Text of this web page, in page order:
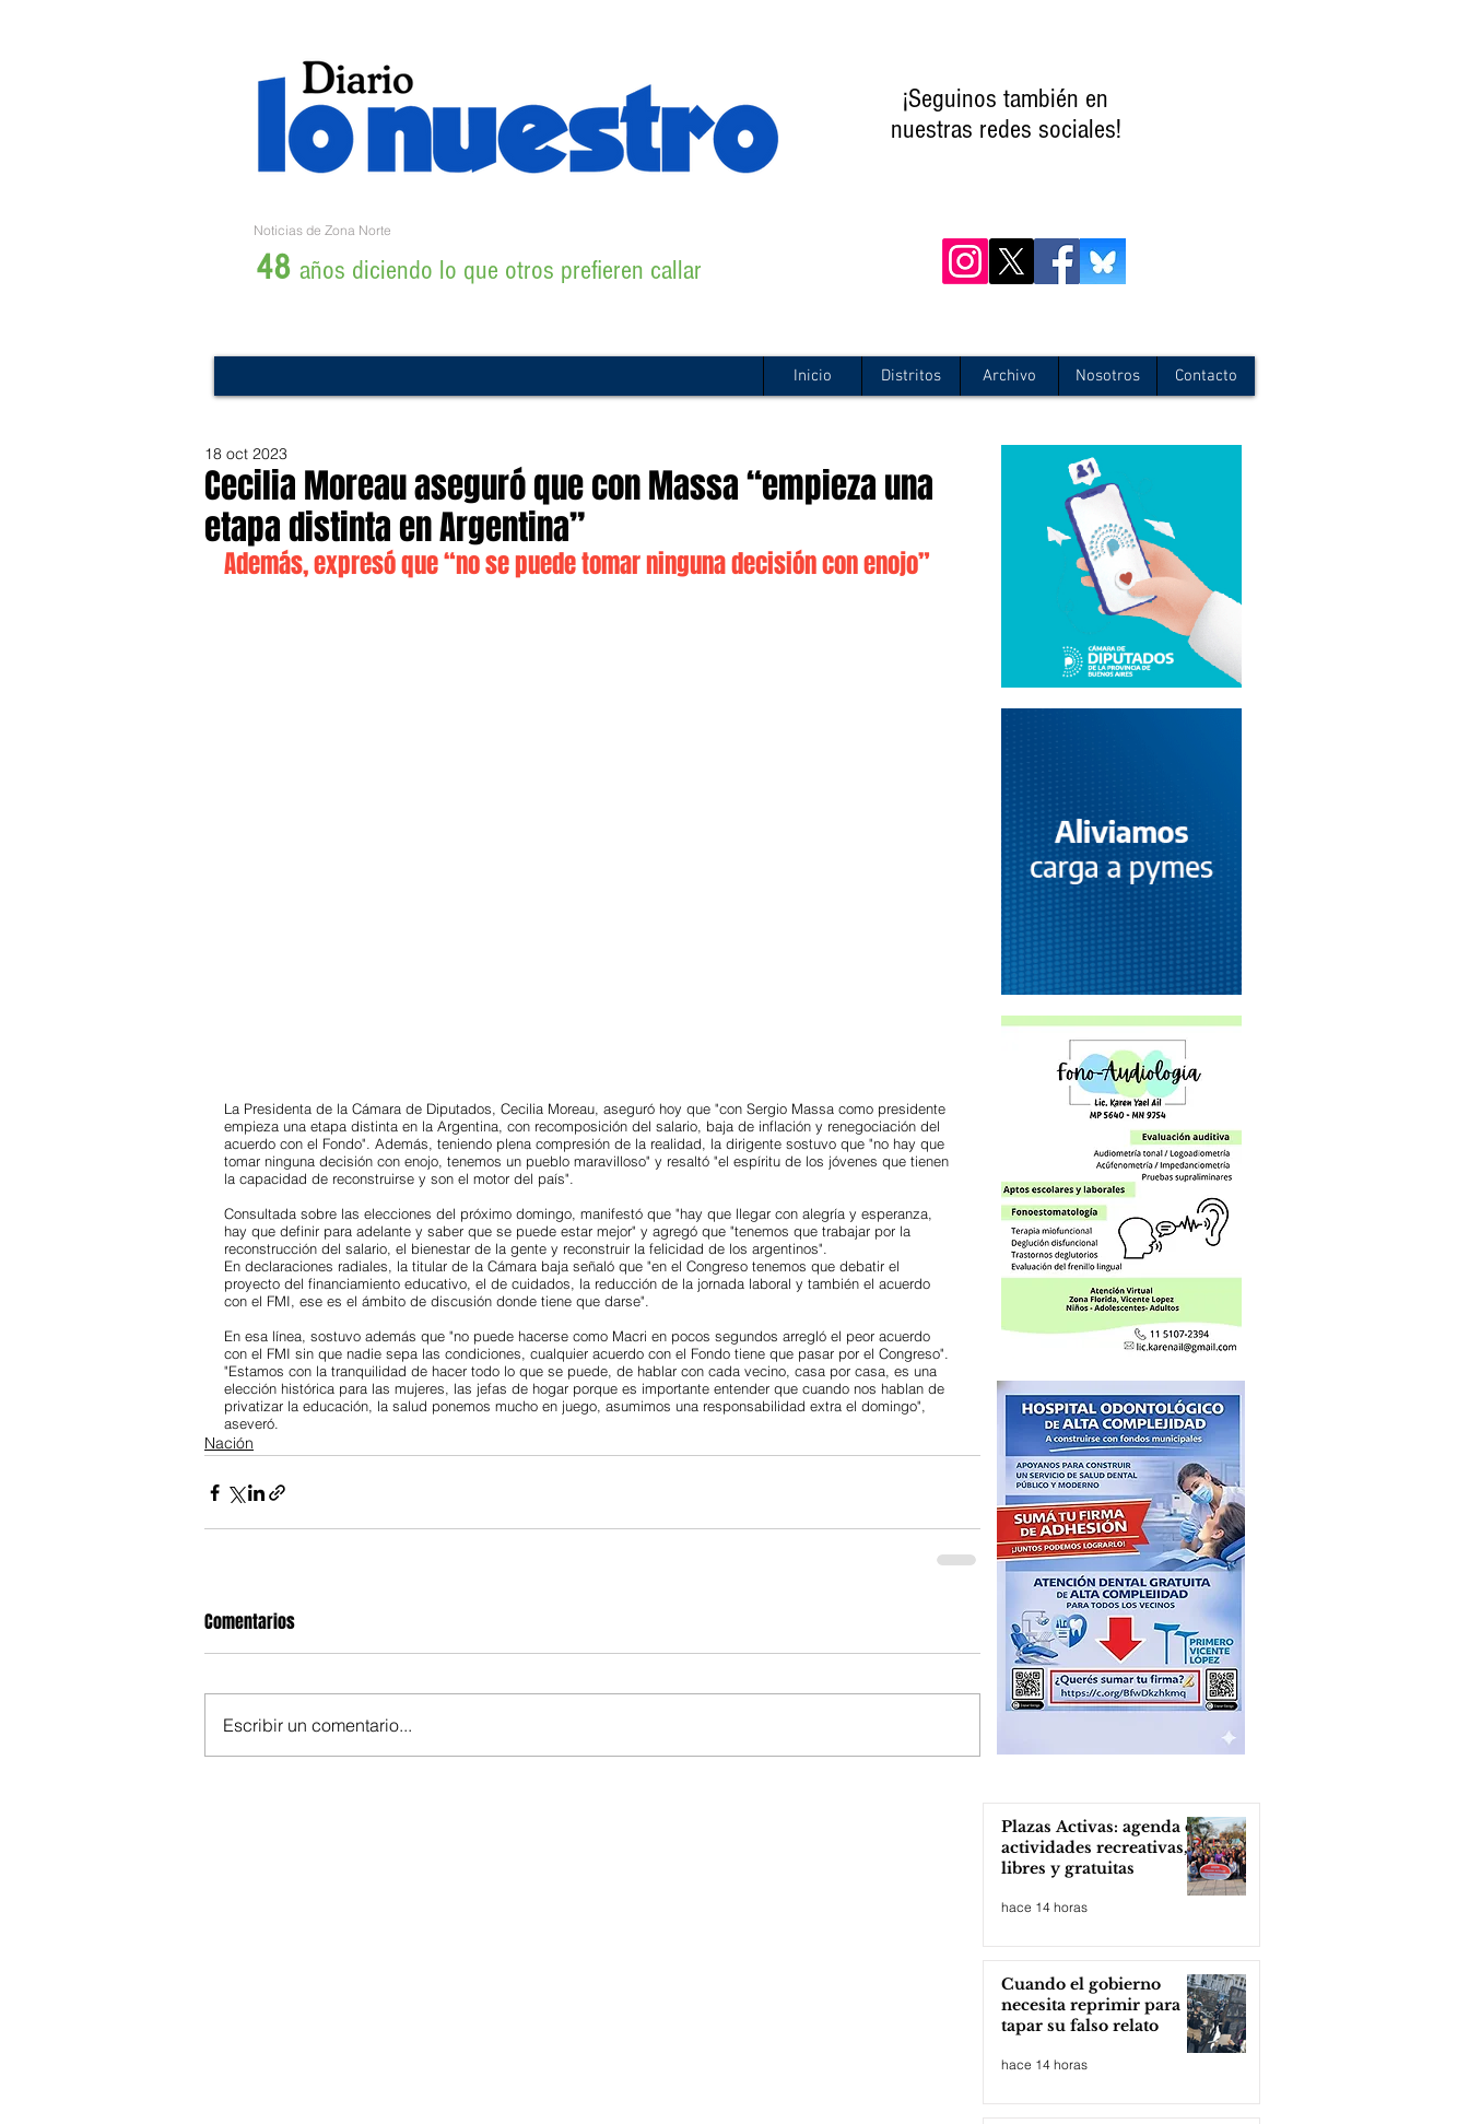
¡Seguinos también en
nuestras redes sociales!
Noticias de Zona Norte
48 años diciendo lo que otros prefieren callar
Inicio Distritos Archivo Nosotros Contacto
Cecilia Moreau aseguró que con Massa “empieza una
etapa distinta en Argentina”
18 oct 2023
Además, expresó que “no se puede tomar ninguna decisión con enojo”
La Presidenta de la Cámara de Diputados, Cecilia Moreau, aseguró hoy que "con Sergio Massa como presidente
empieza una etapa distinta en la Argentina, con recomposición del salario, baja de inflación y renegociación del
acuerdo con el Fondo". Además, teniendo plena compresión de la realidad, la dirigente sostuvo que "no hay que
tomar ninguna decisión con enojo, tenemos un pueblo maravilloso" y resaltó "el espíritu de los jóvenes que tienen
la capacidad de reconstruirse y son el motor del país".
Consultada sobre las elecciones del próximo domingo, manifestó que "hay que llegar con alegría y esperanza,
hay que definir para adelante y saber que se puede estar mejor" y agregó que "tenemos que trabajar por la
reconstrucción del salario, el bienestar de la gente y reconstruir la felicidad de los argentinos".
En declaraciones radiales, la titular de la Cámara baja señaló que "en el Congreso tenemos que debatir el
proyecto del financiamiento educativo, el de cuidados, la reducción de la jornada laboral y también el acuerdo
con el FMI, ese es el ámbito de discusión donde tiene que darse".
En esa línea, sostuvo además que "no puede hacerse como Macri en pocos segundos arregló el peor acuerdo
con el FMI sin que nadie sepa las condiciones, cualquier acuerdo con el Fondo tiene que pasar por el Congreso".
"Estamos con la tranquilidad de hacer todo lo que se puede, de hablar con cada vecino, casa por casa, es una
elección histórica para las mujeres, las jefas de hogar porque es importante entender que cuando nos hablan de
privatizar la educación, la salud ponemos mucho en juego, asumimos una responsabilidad extra el domingo",
aseveró.
Nación
Comentarios
Escribir un comentario...
Plazas Activas: agenda de
actividades recreativas,
libres y gratuitas
hace 14 horas
Cuando el gobierno
necesita reprimir para
tapar su falso relato
hace 14 horas